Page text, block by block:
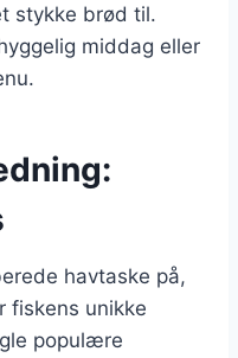
stykke brød til.
middag eller
havtaske på,
fiskens unikke
populære